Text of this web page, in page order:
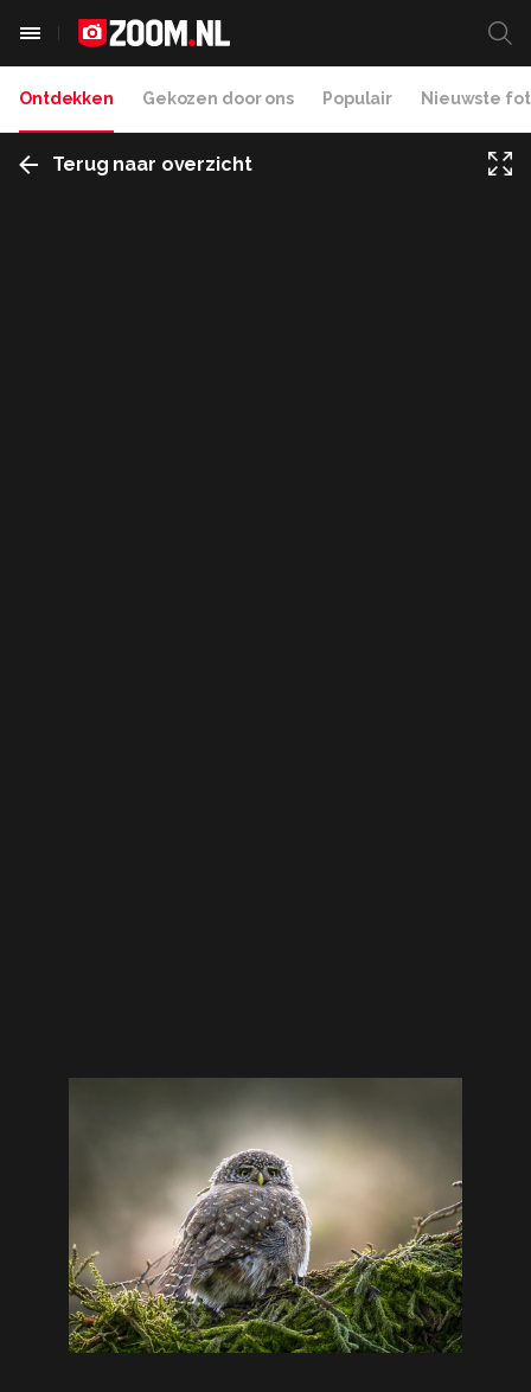
Ontdekken Gekozen door ons Populair Nieuwste
Terug naar overzicht